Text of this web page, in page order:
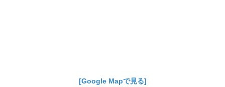
[Google Mapで見る]